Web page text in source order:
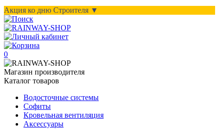
Акция ко дню Строителя ▼
0
Магазин производителя
Каталог товаров
Водосточные системы
Софиты
Кровельная вентиляция
Аксессуары